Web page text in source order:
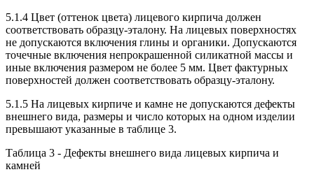
5.1.4 Цвет (оттенок цвета) лицевого кирпича должен
соответствовать образцу-эталону. На лицевых поверхностях
не допускаются включения глины и органики. Допускаются
точечные включения непрокрашенной силикатной массы и
иные включения размером не более 5 мм. Цвет фактурных
поверхностей должен соответствовать образцу-эталону.
5.1.5 На лицевых кирпиче и камне не допускаются дефекты
внешнего вида, размеры и число которых на одном изделии
превышают указанные в таблице 3.
Таблица 3 - Дефекты внешнего вида лицевых кирпича и
камней